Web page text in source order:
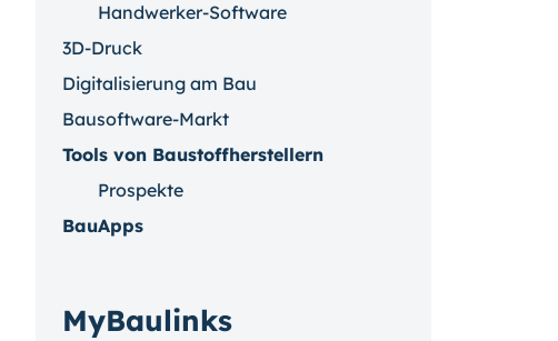
Handwerker-Software
3D-Druck
Digitalisierung am Bau
Bausoftware-Markt
Tools von Baustoffherstellern
Prospekte
BauApps
MyBaulinks